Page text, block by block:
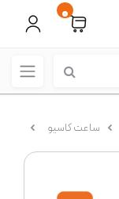
0
ساعت کاسیو